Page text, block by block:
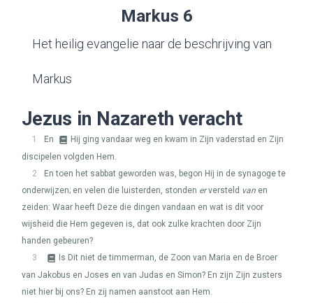
Markus 6
Het heilig evangelie naar de beschrijving van
Markus
Jezus in Nazareth veracht
1 En
Hij ging vandaar weg en kwam in Zijn vaderstad en Zijn
discipelen volgden Hem.
2
En toen het sabbat geworden was, begon Hij in de synagoge te
onderwijzen; en velen die luisterden, stonden erversteld van en
zeiden: Waar heeft Deze die dingen vandaan en wat is dit voor
wijsheid die Hem gegeven is, dat ook zulke krachten door Zijn
handen gebeuren?
3
Is Dit niet de timmerman, de Zoon van Maria en de Broer
van Jakobus en Joses en van Judas en Simon? En zijn Zijn zusters
niet hier bij ons? En zij namen aanstoot aan Hem.